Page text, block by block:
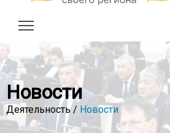
Новости
Деятельность / Новости